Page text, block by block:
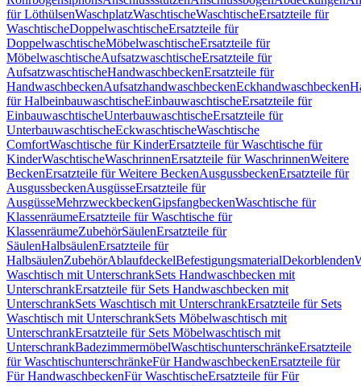
für LöthülsenWaschplatzWaschtischeWaschtischeErsatzteile für
WaschtischeDoppelwaschtischeErsatzteile für
DoppelwaschtischeMöbelwaschtischeErsatzteile für
MöbelwaschtischeAufsatzwaschtischeErsatzteile für
AufsatzwaschtischeHandwaschbeckenErsatzteile für
HandwaschbeckenAufsatzhandwaschbeckenEckhandwaschbecken
für HalbeinbauwaschtischeEinbauwaschtischeErsatzteile für
EinbauwaschtischeUnterbauwaschtischeErsatzteile für
UnterbauwaschtischeEckwaschtischeWaschtische
ComfortWaschtische für KinderErsatzteile für Waschtische für
KinderWaschtischeWaschrinnenErsatzteile für WaschrinnenWeitere
BeckenErsatzteile für Weitere BeckenAusgussbeckenErsatzteile für
AusgussbeckenAusgüsseErsatzteile für
AusgüsseMehrzweckbeckenGipsfangbeckenWaschtische für
KlassenräumeErsatzteile für Waschtische für
KlassenräumeZubehörSäulenErsatzteile für
SäulenHalbsäulenErsatzteile für
HalbsäulenZubehörAblaufdeckelBefestigungsmaterialDekorblenden
Waschtisch mit UnterschrankSets Handwaschbecken mit
UnterschrankErsatzteile für Sets Handwaschbecken mit
UnterschrankSets Waschtisch mit UnterschrankErsatzteile für Sets
Waschtisch mit UnterschrankSets Möbelwaschtisch mit
UnterschrankErsatzteile für Sets Möbelwaschtisch mit
UnterschrankBadezimmermöbelWaschtischunterschränkeErsatzteile
für WaschtischunterschränkeFür HandwaschbeckenErsatzteile für
Für HandwaschbeckenFür WaschtischeErsatzteile für Für